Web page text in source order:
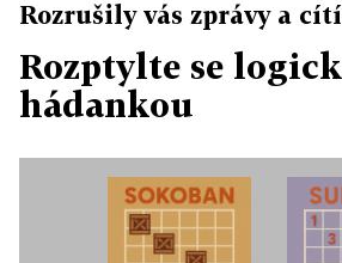
Rozrušily vás zprávy a
Rozptylte se
hádankou